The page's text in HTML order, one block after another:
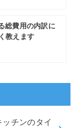
総費用の内訳に
教えます
チンのタイ